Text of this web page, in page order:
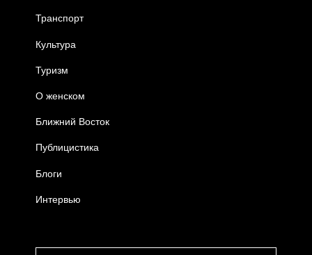
Транспорт
Культура
Туризм
О женском
Ближний Восток
Публицистика
Блоги
Интервью